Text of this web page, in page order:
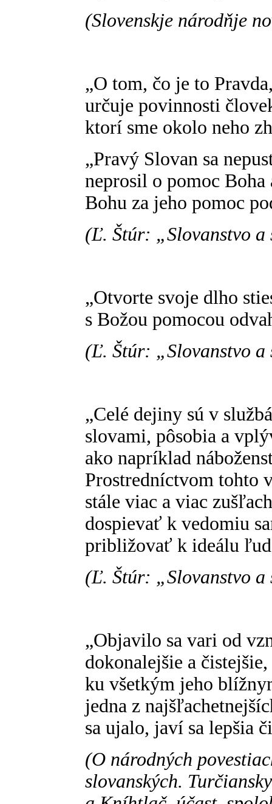
(Slovenskje národňje
„O tom, čo je to
určuje povinnosti
ktorí sme okolo neho
„Pravý Slovan sa
neprosil o pomoc
Bohu za jeho pomoc
(Ľ. Štúr: „Slovanstvo a
„Otvorte svoje dlho
s Božou pomocou
(Ľ. Štúr: „Slovanstvo a
„Celé dejiny sú v
slovami, pôsobia a
ako napríklad
Prostredníctvom tohto
stále viac a viac
dospievať k vedomiu
približovať k ideálu
(Ľ. Štúr: „Slovanstvo a
„Objavilo sa vari od
dokonalejšie a
ku všetkým jeho
jedna z
sa ujalo, javí sa lepšia
(O národných
slovanských.